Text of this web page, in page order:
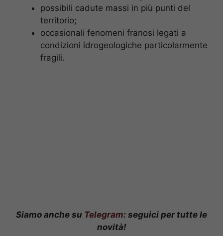
possibili cadute massi in più punti del
territorio;
occasionali fenomeni franosi legati a
condizioni idrogeologiche particolarmente
fragili.​
Siamo anche su Telegram: seguici per tutte le
novità!